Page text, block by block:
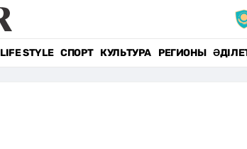
LIFE STYLE СПОРТ КУЛЬТУРА РЕГИОНЫ